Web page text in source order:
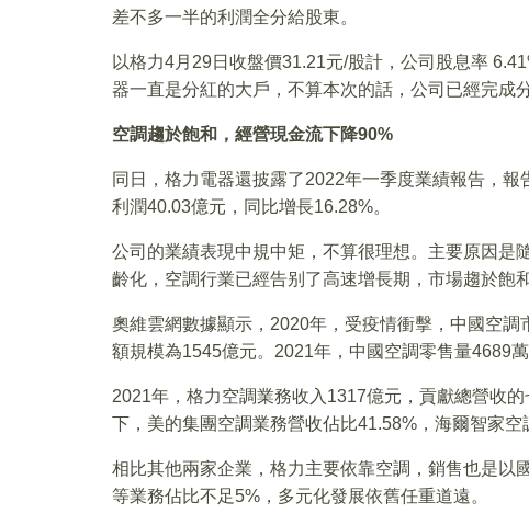
差不多一半的利潤全分給股東。
以格力4月29日收盤價31.21元/股計，公司股息率
器一直是分紅的大戶，不算本次的話，公司已經完成
空調趨於飽和，經營現金流下降90%
同日，格力電器還披露了2022年一季度業績報告，
利潤40.03億元，同比增長16.28%。
公司的業績表現中規中矩，不算很理想。主要原因是
齡化，空調行業已經告别了高速增長期，市場趨於飽和
奧維雲網數據顯示，2020年，受疫情衝擊，中國空
額規模為1545億元。2021年，中國空調零售量4689萬
2021年，格力空調業務收入1317億元，貢獻總營收
下，美的集團空調業務營收佔比41.58%，海爾智家空
相比其他兩家企業，格力主要依靠空調，銷售也是以
等業務佔比不足5%，多元化發展依舊任重道遠。